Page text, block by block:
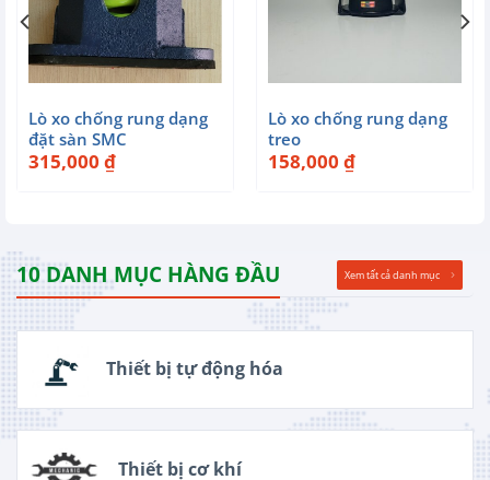
Lò xo chống rung dạng
đặt sàn SMC
315,000 ₫
Lò xo chống rung dạng
treo
158,000 ₫
10 DANH MỤC HÀNG ĐẦU Xem tất cả danh mục
Thiết bị tự động hóa
Thiết bị cơ khí